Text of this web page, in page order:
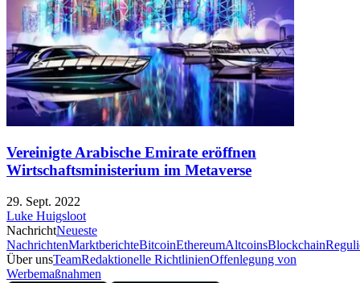
Vereinigte Arabische Emirate eröffnen
Wirtschaftsministerium im Metaverse
29. Sept. 2022
Luke Huigsloot
NachrichtNeueste
NachrichtenMarktberichteBitcoinEthereumAltcoinsBlockchain
Über unsTeamRedaktionelle RichtlinienOffenlegung von
Werbemaßnahmen